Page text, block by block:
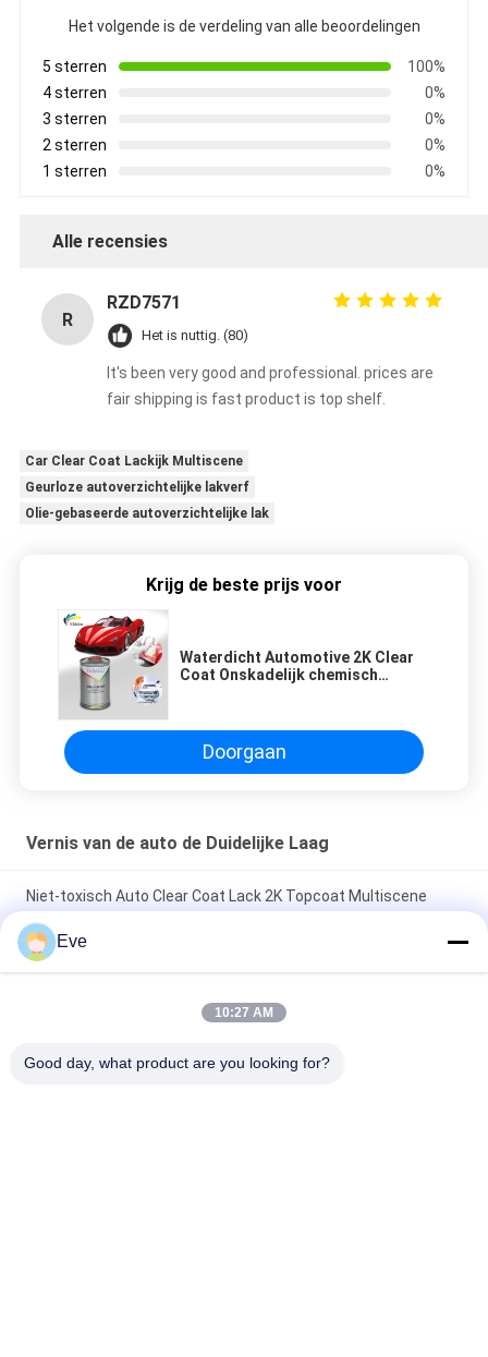
Het volgende is de verdeling van alle beoordelingen
5 sterren
100%
4 sterren
0%
3 sterren
0%
2 sterren
0%
1 sterren
0%
Alle recensies
R
RZD7571
Het is nuttig. (80)
It's been very good and professional. prices are
fair shipping is fast product is top shelf.
Car Clear Coat Lackijk Multiscene
Geurloze autoverzichtelijke lakverf
Olie-gebaseerde autoverzichtelijke lak
Krijg de beste prijs voor
Waterdicht Automotive 2K Clear
Coat Onskadelijk chemisch
Doorgaan
Vernis van de auto de Duidelijke Laag
Niet-toxisch Auto Clear Coat Lack 2K Topcoat Multiscene
Vochtvrij
Geurloze, praktische, autoverzichtelijke lak verf, waterdicht,
schimmelbestendige anti-krassen
Eve
10:27 AM
Good day, what product are you looking for?